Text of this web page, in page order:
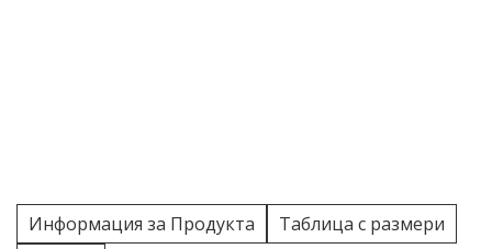
Информация за Продукта
Таблица с размери